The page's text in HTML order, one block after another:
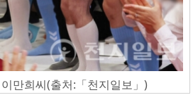
만희씨(출처:「천지일보」)